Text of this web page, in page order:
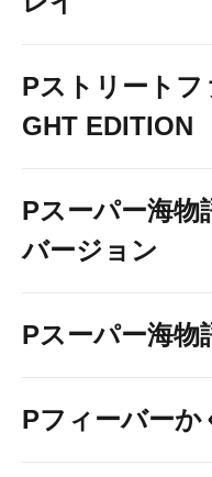
Pストリート
GHT EDITION
Pスーパー海物
バージョン
Pスーパー海物
Pフィーバー